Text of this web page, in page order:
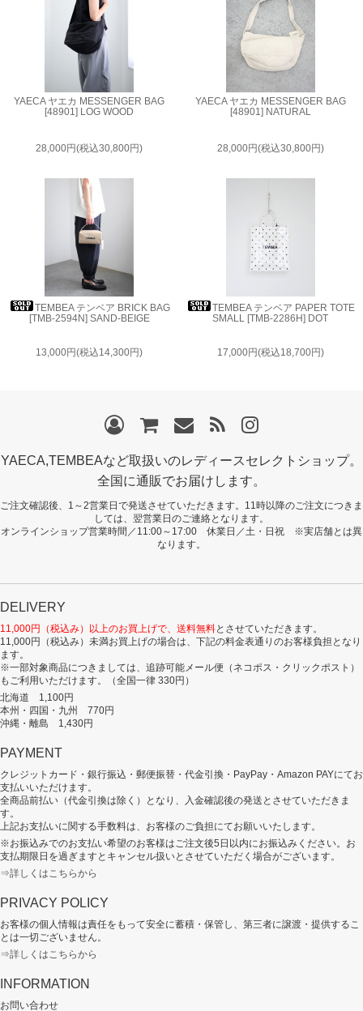
YAECA ヤエカ MESSENGER BAG
[48901] LOG WOOD
28,000円(税込30,800円)
YAECA ヤエカ MESSENGER BAG
[48901] NATURAL
28,000円(税込30,800円)
TEMBEA テンベア BRICK BAG
[TMB-2594N] SAND-BEIGE
13,000円(税込14,300円)
TEMBEA テンベア PAPER TOTE
SMALL [TMB-2286H] DOT
17,000円(税込18,700円)
YAECA,TEMBEAなど取扱いのレディースセレクトショップ。
全国に通販でお届けします。
ご注文確認後、1～2営業日で発送させていただきます。11時以降のご注文につきま
しては、翌営業日のご連絡となります。
オンラインショップ営業時間／11:00～17:00 休業日／土・日祝 ※実店舗とは異
なります。
DELIVERY
11,000円（税込み）以上のお買上げで、送料無料とさせていただきます。
11,000円（税込み）未満お買上げの場合は、下記の料金表通りのお客様負担となり
ます。
※一部対象商品につきましては、追跡可能メール便（ネコポス・クリックポスト）
もご利用いただけます。（全国一律 330円）
北海道 1,100円
本州・四国・九州 770円
沖縄・離島 1,430円
PAYMENT
クレジットカード・銀行振込・郵便振替・代金引換・PayPay・Amazon PAYにてお
支払いいただけます。
全商品前払い（代金引換は除く）となり、入金確認後の発送とさせていただきま
す。
上記お支払いに関する手数料は、お客様のご負担にてお願いいたします。
※お振込みでのお支払い希望のお客様はご注文後5日以内にお振込みください。お
支払期限日を過ぎますとキャンセル扱いとさせていただく場合がございます。
⇒詳しくはこちらから
PRIVACY POLICY
お客様の個人情報は責任をもって安全に蓄積・保管し、第三者に譲渡・提供するこ
とは一切ございません。
⇒詳しくはこちらから
INFORMATION
お問い合わせ